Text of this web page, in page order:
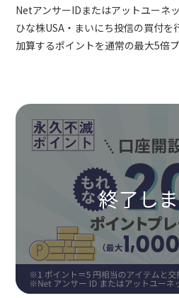
NetアンサーIDまたはアットユーネ
ひな株USA・まいにち投信の買付を
加算するポイントを通常の最大5倍